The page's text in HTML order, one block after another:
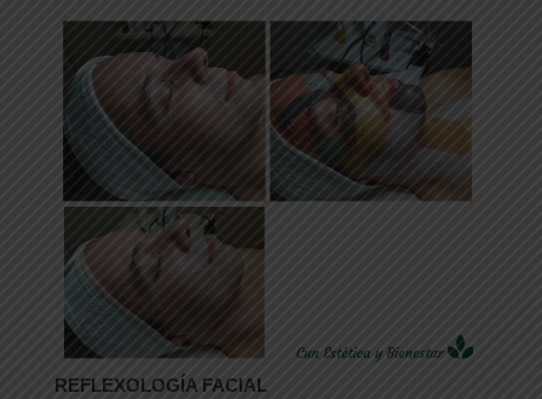
REFLEXOLOGÍA FACIAL